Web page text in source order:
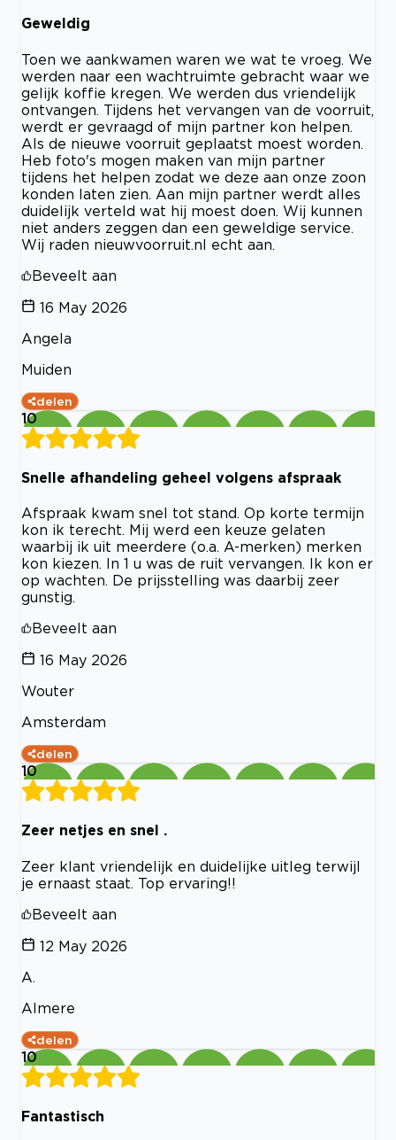
Geweldig
Toen we aankwamen waren we wat te vroeg. We
werden naar een wachtruimte gebracht waar we
gelijk koffie kregen. We werden dus vriendelijk
ontvangen. Tijdens het vervangen van de voorruit,
werdt er gevraagd of mijn partner kon helpen.
Als de nieuwe voorruit geplaatst moest worden.
Heb foto's mogen maken van mijn partner
tijdens het helpen zodat we deze aan onze zoon
konden laten zien. Aan mijn partner werdt alles
duidelijk verteld wat hij moest doen. Wij kunnen
niet anders zeggen dan een geweldige service.
Wij raden nieuwvoorruit.nl echt aan.
Beveelt aan
16 May 2026
Angela
Muiden
delen
10
Snelle afhandeling geheel volgens afspraak
Afspraak kwam snel tot stand. Op korte termijn
kon ik terecht. Mij werd een keuze gelaten
waarbij ik uit meerdere (o.a. A-merken) merken
kon kiezen. In 1 u was de ruit vervangen. Ik kon er
op wachten. De prijsstelling was daarbij zeer
gunstig.
Beveelt aan
16 May 2026
Wouter
Amsterdam
delen
10
Zeer netjes en snel .
Zeer klant vriendelijk en duidelijke uitleg terwijl
je ernaast staat. Top ervaring!!
Beveelt aan
12 May 2026
A.
Almere
delen
10
Fantastisch